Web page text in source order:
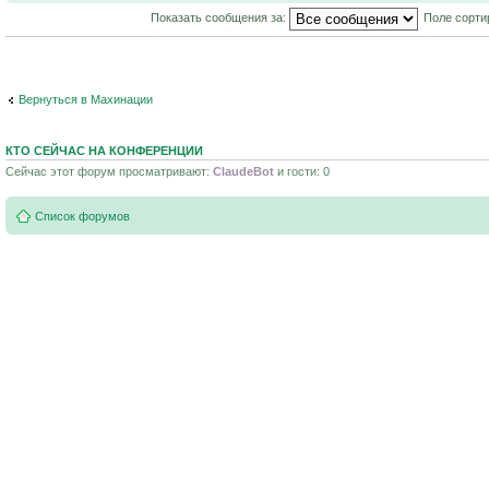
Показать сообщения за: Поле
Вернуться в Махинации
КТО СЕЙЧАС НА КОНФЕРЕНЦИИ
Сейчас этот форум просматривают: ClaudeBot и гости: 0
Список форумов